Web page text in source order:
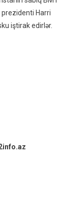
prezidenti Harri
iştirak edirlər.